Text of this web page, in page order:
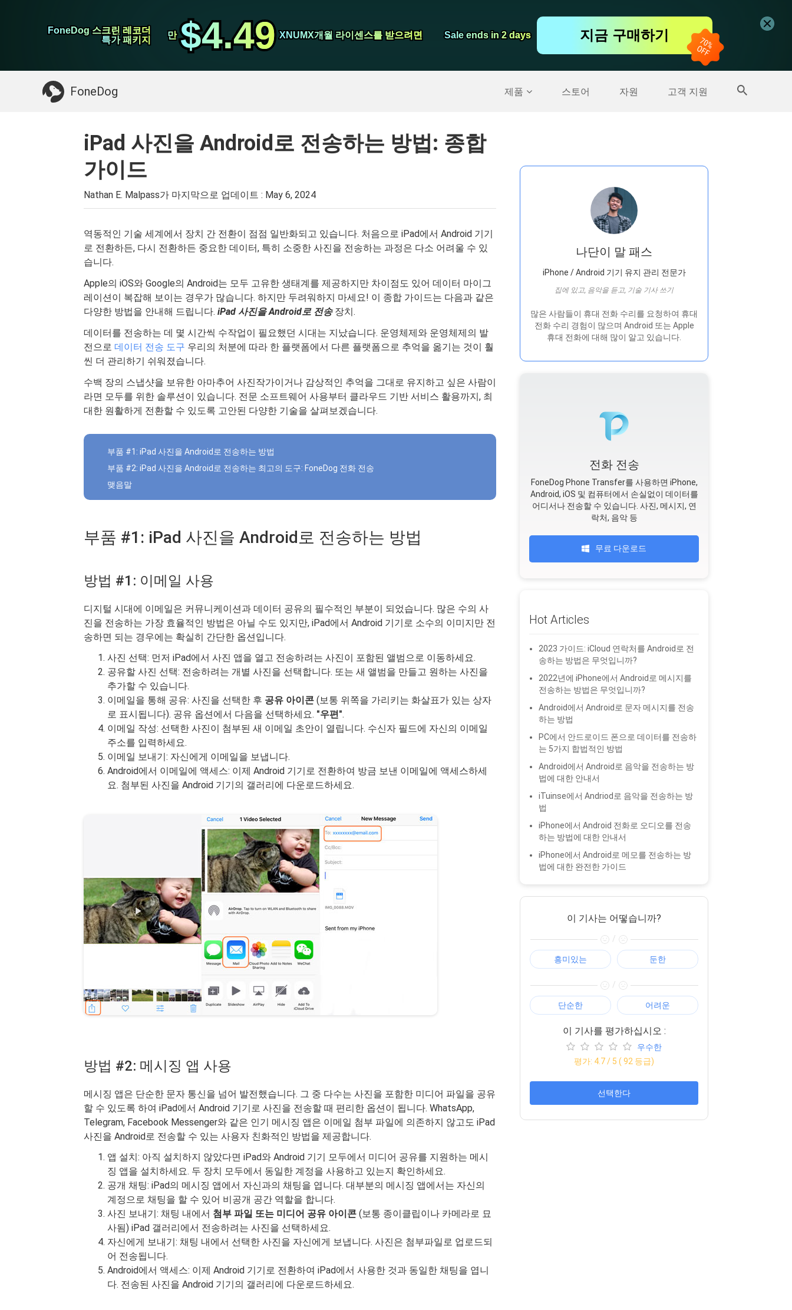
FoneDog 스크린 레코더
FoneDog 스크린 레코더
특가 패키지
특가 패키지 만
만 $4.49
$4.49 XNUMX개월 라이센스를 받으려면
XNUMX개월 라이센스를 받으려면 Sale ends in 2 days
Sale ends in 2 days 지금 구매하기
FoneDog 제품 스토어 자원 고객 지원
iPhone 클리너 스크린 레코더
필요한 것 : Mac 정리 더 많은 제품
iPad 사진을 Android로 전송하는 방법: 종합
가이드
Nathan E. Malpass가 마지막으로 업데이트 : May 6, 2024
역동적인 기술 세계에서 장치 간 전환이 점점 일반화되고 있습니다. 처음으로 iPad에서 Android 기기
로 전환하든, 다시 전환하든 중요한 데이터, 특히 소중한 사진을 전송하는 과정은 다소 어려울 수 있
습니다.
Apple의 iOS와 Google의 Android는 모두 고유한 생태계를 제공하지만 차이점도 있어 데이터 마이그
레이션이 복잡해 보이는 경우가 많습니다. 하지만 두려워하지 마세요! 이 종합 가이드는 다음과 같은
다양한 방법을 안내해 드립니다. iPad 사진을 Android로 전송장치.
데이터를 전송하는 데 몇 시간씩 수작업이 필요했던 시대는 지났습니다. 운영체제와 운영체제의 발
전으로 데이터 전송 도구 우리의 처분에 따라 한 플랫폼에서 다른 플랫폼으로 추억을 옮기는 것이 훨
씬 더 관리하기 쉬워졌습니다.
수백 장의 스냅샷을 보유한 아마추어 사진작가이거나 감상적인 추억을 그대로 유지하고 싶은 사람이
라면 모두를 위한 솔루션이 있습니다. 전문 소프트웨어 사용부터 클라우드 기반 서비스 활용까지, 최
대한 원활하게 전환할 수 있도록 고안된 다양한 기술을 살펴보겠습니다.
부품 #1: iPad 사진을 Android로 전송하는 방법
부품 #2: iPad 사진을 Android로 전송하는 최고의 도구: FoneDog 전화 전송
맺음말
부품 #1: iPad 사진을 Android로 전송하는 방법
방법 #1: 이메일 사용
디지털 시대에 이메일은 커뮤니케이션과 데이터 공유의 필수적인 부분이 되었습니다. 많은 수의 사
진을 전송하는 가장 효율적인 방법은 아닐 수도 있지만, iPad에서 Android 기기로 소수의 이미지만 전
송하면 되는 경우에는 확실히 간단한 옵션입니다.
사진 선택: 먼저 iPad에서 사진 앱을 열고 전송하려는 사진이 포함된 앨범으로 이동하세요.
공유할 사진 선택: 전송하려는 개별 사진을 선택합니다. 또는 새 앨범을 만들고 원하는 사진을
추가할 수 있습니다.
이메일을 통해 공유: 사진을 선택한 후 공유 아이콘 (보통 위쪽을 가리키는 화살표가 있는 상자
로 표시됩니다). 공유 옵션에서 다음을 선택하세요. "우편".
이메일 작성: 선택한 사진이 첨부된 새 이메일 초안이 열립니다. 수신자 필드에 자신의 이메일
주소를 입력하세요.
이메일 보내기: 자신에게 이메일을 보냅니다.
Android에서 이메일에 액세스: 이제 Android 기기로 전환하여 방금 보낸 이메일에 액세스하세
요. 첨부된 사진을 Android 기기의 갤러리에 다운로드하세요.
방법 #2: 메시징 앱 사용
메시징 앱은 단순한 문자 통신을 넘어 발전했습니다. 그 중 다수는 사진을 포함한 미디어 파일을 공유
할 수 있도록 하여 iPad에서 Android 기기로 사진을 전송할 때 편리한 옵션이 됩니다. WhatsApp,
Telegram, Facebook Messenger와 같은 인기 메시징 앱은 이메일 첨부 파일에 의존하지 않고도 iPad
사진을 Android로 전송할 수 있는 사용자 친화적인 방법을 제공합니다.
앱 설치: 아직 설치하지 않았다면 iPad와 Android 기기 모두에서 미디어 공유를 지원하는 메시
징 앱을 설치하세요. 두 장치 모두에서 동일한 계정을 사용하고 있는지 확인하세요.
공개 채팅: iPad의 메시징 앱에서 자신과의 채팅을 엽니다. 대부분의 메시징 앱에서는 자신의
계정으로 채팅을 할 수 있어 비공개 공간 역할을 합니다.
사진 보내기: 채팅 내에서 첨부 파일 또는 미디어 공유 아이콘 (보통 종이클립이나 카메라로 묘
사됨) iPad 갤러리에서 전송하려는 사진을 선택하세요.
자신에게 보내기: 채팅 내에서 선택한 사진을 자신에게 보냅니다. 사진은 첨부파일로 업로드되
어 전송됩니다.
Android에서 액세스: 이제 Android 기기로 전환하여 iPad에서 사용한 것과 동일한 채팅을 엽니
다. 전송된 사진을 Android 기기의 갤러리에 다운로드하세요.
나단이 말 패스
iPhone / Android 기기 유지 관리 전문가
집에 있고, 음악을 듣고, 기술 기사 쓰기
많은 사람들이 휴대 전화 수리를 요청하여 휴대
전화 수리 경험이 많으며 Android 또는 Apple
휴대 전화에 대해 많이 알고 있습니다.
전화 전송
FoneDog Phone Transfer를 사용하면 iPhone,
Android, iOS 및 컴퓨터에서 손실없이 데이터를
어디서나 전송할 수 있습니다. 사진, 메시지, 연
락처, 음악 등
무료 다운로드
Hot Articles
2023 가이드: iCloud 연락처를 Android로 전
송하는 방법은 무엇입니까?
2022년에 iPhone에서 Android로 메시지를
전송하는 방법은 무엇입니까?
Android에서 Android로 문자 메시지를 전송
하는 방법
PC에서 안드로이드 폰으로 데이터를 전송하
는 5가지 합법적인 방법
Android에서 Android로 음악을 전송하는 방
법에 대한 안내서
iTuinse에서 Andriod로 음악을 전송하는 방
법
iPhone에서 Android 전화로 오디오를 전송
하는 방법에 대한 안내서
iPhone에서 Android로 메모를 전송하는 방
법에 대한 완전한 가이드
이 기사는 어떻습니까?
/
흥미있는 둔한
/
단순한 어려운
이 기사를 평가하십시오 :
우수한
평가: 4.7/ 5 (92 등급)
선택한다